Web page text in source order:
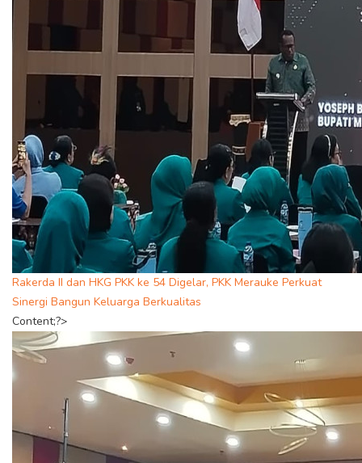
Rakerda II dan HKG PKK ke 54 Digelar, PKK Merauke Perkuat
Sinergi Bangun Keluarga Berkualitas
Content;?>